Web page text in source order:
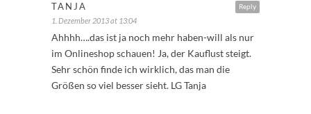
Reply
TANJA
1. Dezember 2013 at 13:04
Ahhhh….das ist ja noch mehr haben-will als nur
im Onlineshop schauen! Ja, der Kauflust steigt.
Sehr schön finde ich wirklich, das man die
Größen so viel besser sieht. LG Tanja